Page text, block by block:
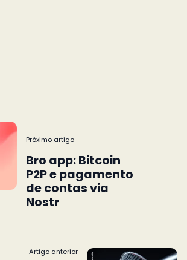
Próximo artigo
Bro app: Bitcoin
P2P e pagamento
de contas via
Nostr
Artigo anterior